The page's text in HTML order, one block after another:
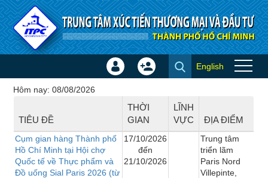
Truy cập nội dung luôn
Hội chợ - Triển lãm
Đăng
Tạo
English
Hôm nay: 08/08/2026
TIÊU ĐỀ
THỜI
GIAN
LĨNH
VỰC
ĐỊA ĐIỂM
Cụm gian hàng Thành phố
Hồ Chí Minh tại Hội chợ
Quốc tế về Thực phẩm và
Đồ uống Sial Paris 2026 (từ
17/10/2026
đến
21/10/2026
Trung tâm
triển lãm
Paris Nord
Villepinte,